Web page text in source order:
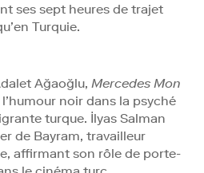
ses sept heures de trajet
Turquie.
Ağaoğlu, Mercedes Mon
noir dans la psyché
turque. İlyas Salman
de Bayram, travailleur
affirmant son rôle de porte-